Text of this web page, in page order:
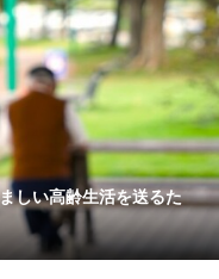
しい高齢生活を送るた